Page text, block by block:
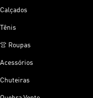
Calçados
Tênis
👚 Roupas
Acessórios
Chuteiras